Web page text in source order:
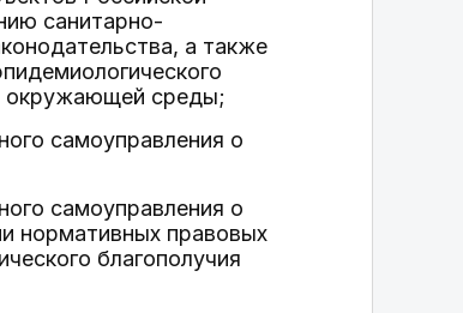
санитарно-
а также
окружающей среды;
самоуправления о
самоуправления о
нормативных правовых
благополучия